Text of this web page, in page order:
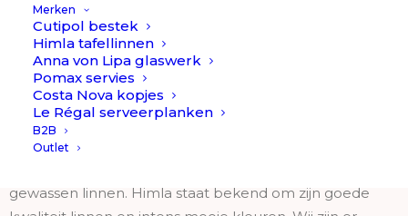
Merken
Cutipol bestek
Himla tafellinnen
Anna von Lipa glaswerk
Pomax servies
Costa Nova kopjes
Le Régal serveerplanken
B2B
Outlet
voorraad ✓ Gratis verzending & retour vanaf € 50,- ✓ Op
voorraad = morgen in huis.
Het Zweedse merk Himla heeft de mooiste tafellinnen:
tafelkleden & servetten. Al meer dan 30 jaar
produceren ze “Scandinavian simplicity” in hun
alledaagse producten. Sunshine – Linnen // Himla is een
gewassen linnen. Himla staat bekend om zijn goede